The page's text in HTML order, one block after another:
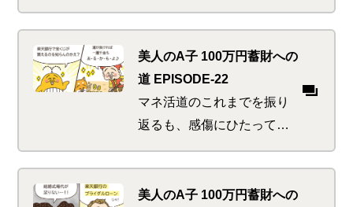
れ、マイホームの夢が広が
るA子。いかしたマンショ
ン、ステキな戸建て～妄想
を広げる楽しい時間。先立
つもののアテを除けば…
美人のA子 100万円蓄財への
道 EPISODE-22
マネ活道のこれまでを振り
返るも、感傷にひたってい
る場合ではないA子。まだマ
ネ活美人進化の途中、精進
せねば！！焦りに駆られる
美人のA子 100万円蓄財への